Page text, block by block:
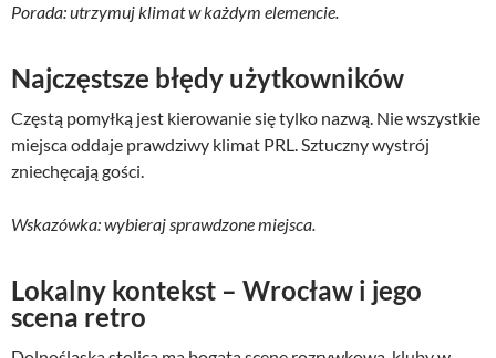
Porada: utrzymuj klimat w każdym elemencie.
Najczęstsze błędy użytkowników
Częstą pomyłką jest kierowanie się tylko nazwą. Nie wszystkie
miejsca oddaje prawdziwy klimat PRL. Sztuczny wystrój
zniechęcają gości.
Wskazówka: wybieraj sprawdzone miejsca.
Lokalny kontekst – Wrocław i jego
scena retro